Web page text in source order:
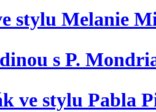
stylu Melanie
s P.
ve stylu Pabla